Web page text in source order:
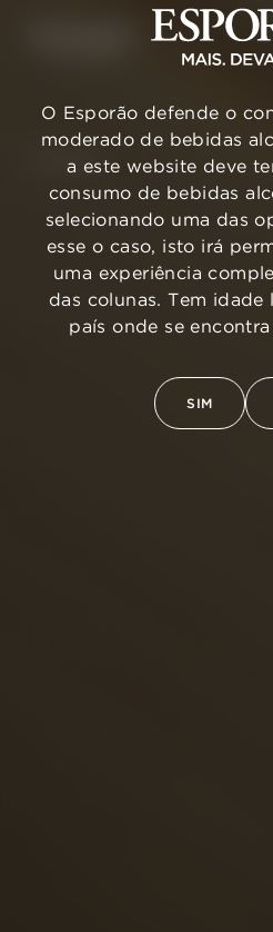
VOLTAR
O Esporão defende o
moderado de bebidas
a este website deve
consumo de bebidas
selecionando uma das
esse o caso, isto irá
uma experiência
das colunas. Tem idade
país onde se
SIM